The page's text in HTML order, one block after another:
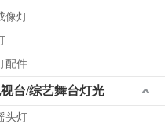
像灯
配件
台/综艺舞台灯光
头灯